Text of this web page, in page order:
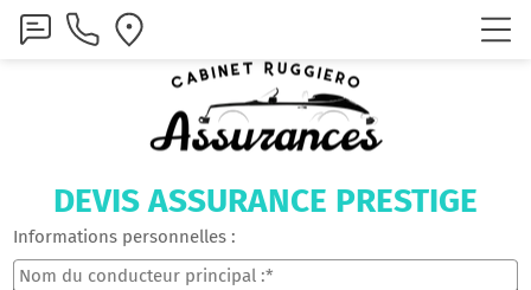
DEVIS ASSURANCE PRESTIGE
Informations personnelles :